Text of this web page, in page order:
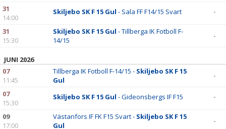
31
14:00
Skiljebo SK F 15 Gul - Sala FF F14/15 Svart -
31
15:30
Skiljebo SK F 15 Gul - Tillberga IK Fotboll F-
14/15
-
JUNI 2026
07
11:45
Tillberga IK Fotboll F-14/15 - Skiljebo SK F 15
Gul
-
07
15:30
Skiljebo SK F 15 Gul - Gideonsbergs IF F15 -
09
17:00
Västanfors IF FK F15 Svart - Skiljebo SK F 15
Gul
-